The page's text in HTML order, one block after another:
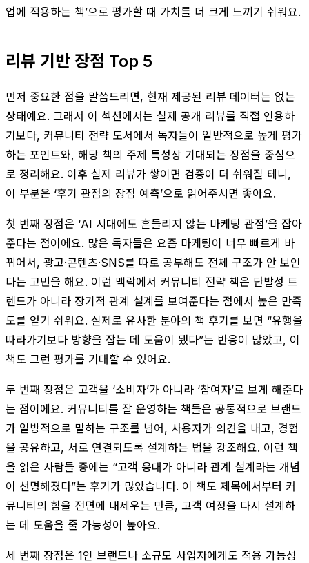
업에 적용하는 책’으로 평가할 때 가치를 더 크게 느끼기 쉬워요.
리뷰 기반 장점 Top 5
먼저 중요한 점을 말씀드리면, 현재 제공된 리뷰 데이터는 없는
상태예요. 그래서 이 섹션에서는 실제 공개 리뷰를 직접 인용하
기보다, 커뮤니티 전략 도서에서 독자들이 일반적으로 높게 평가
하는 포인트와, 해당 책의 주제 특성상 기대되는 장점을 중심으
로 정리해요. 이후 실제 리뷰가 쌓이면 검증이 더 쉬워질 테니,
이 부분은 ‘후기 관점의 장점 예측’으로 읽어주시면 좋아요.
첫 번째 장점은 ‘AI 시대에도 흔들리지 않는 마케팅 관점’을 잡아
준다는 점이에요. 많은 독자들은 요즘 마케팅이 너무 빠르게 바
뀌어서, 광고·콘텐츠·SNS를 따로 공부해도 전체 구조가 안 보인
다는 고민을 해요. 이런 맥락에서 커뮤니티 전략 책은 단발성 트
렌드가 아니라 장기적 관계 설계를 보여준다는 점에서 높은 만족
도를 얻기 쉬워요. 실제로 유사한 분야의 책 후기를 보면 “유행을
따라가기보다 방향을 잡는 데 도움이 됐다”는 반응이 많았고, 이
책도 그런 평가를 기대할 수 있어요.
두 번째 장점은 고객을 ‘소비자’가 아니라 ‘참여자’로 보게 해준다
는 점이에요. 커뮤니티를 잘 운영하는 책들은 공통적으로 브랜드
가 일방적으로 말하는 구조를 넘어, 사용자가 의견을 내고, 경험
을 공유하고, 서로 연결되도록 설계하는 법을 강조해요. 이런 책
을 읽은 사람들 중에는 “고객 응대가 아니라 관계 설계라는 개념
이 선명해졌다”는 후기가 많았습니다. 이 책도 제목에서부터 커
뮤니티의 힘을 전면에 내세우는 만큼, 고객 여정을 다시 설계하
는 데 도움을 줄 가능성이 높아요.
세 번째 장점은 1인 브랜드나 소규모 사업자에게도 적용 가능성